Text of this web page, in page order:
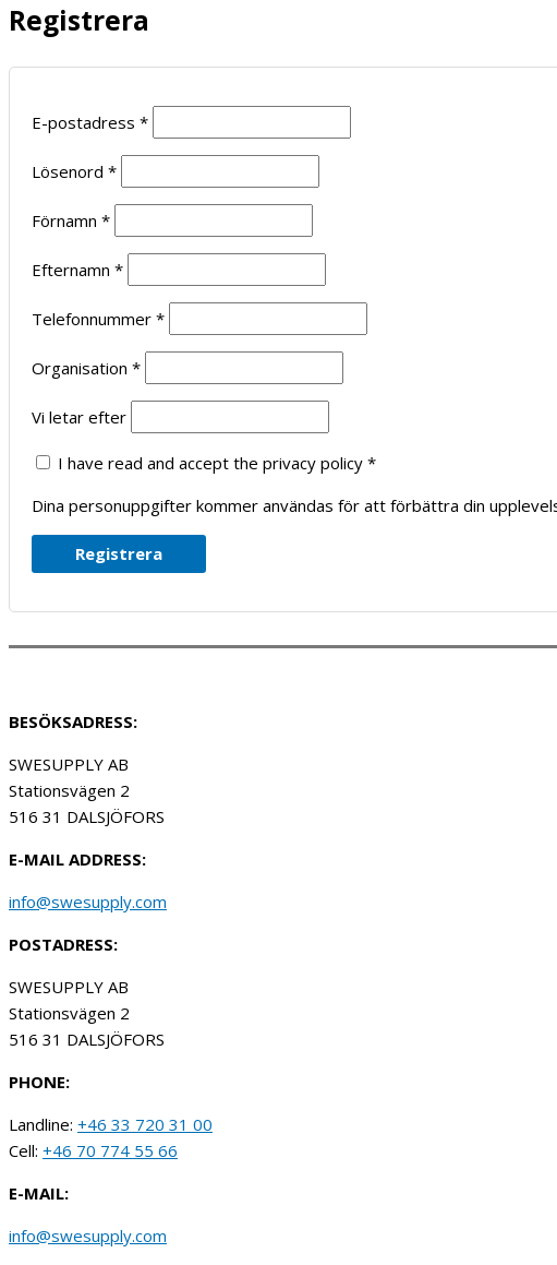
Registrera
E-postadress *
Lösenord *
Förnamn *
Efternamn *
Telefonnummer *
Organisation *
Vi letar efter
I have read and accept the privacy policy *
Dina personuppgifter kommer användas för att förbättra din
Registrera
BESÖKSADRESS:
SWESUPPLY AB
Stationsvägen 2
516 31 DALSJÖFORS
E-MAIL ADDRESS:
info@swesupply.com
POSTADRESS:
SWESUPPLY AB
Stationsvägen 2
516 31 DALSJÖFORS
PHONE:
Landline: +46 33 720 31 00
Cell: +46 70 774 55 66
E-MAIL:
info@swesupply.com